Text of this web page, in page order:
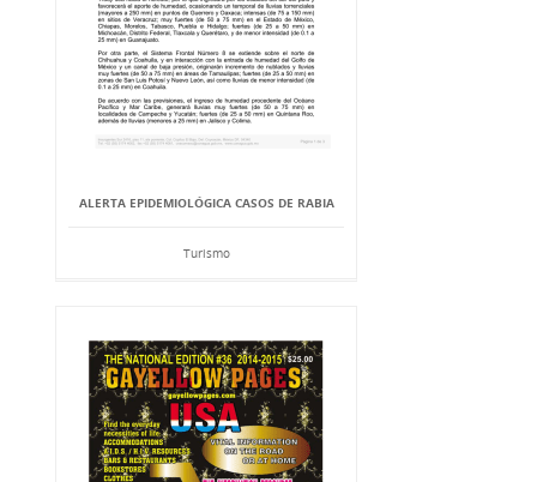
ALERTA EPIDEMIOLÓGICA CASOS DE RABIA
Turismo